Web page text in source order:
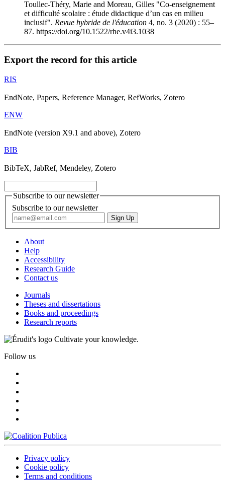
Toullec-Théry, Marie and Moreau, Gilles "Co-enseignement
et difficulté scolaire : étude didactique d’un cas en milieu
inclusif". Revue hybride de l'éducation 4, no. 3 (2020) : 55–
87. https://doi.org/10.1522/rhe.v4i3.1038
Export the record for this article
RIS
EndNote, Papers, Reference Manager, RefWorks, Zotero
ENW
EndNote (version X9.1 and above), Zotero
BIB
BibTeX, JabRef, Mendeley, Zotero
Subscribe to our newsletter
Subscribe to our newsletter
About
Help
Accessibility
Research Guide
Contact us
Journals
Theses and dissertations
Books and proceedings
Research reports
Cultivate your knowledge.
Follow us
Privacy policy
Cookie policy
Terms and conditions